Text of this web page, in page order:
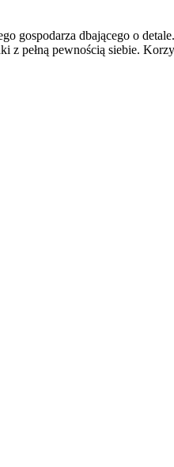
gospodarza dbającego o
z pełną pewnością siebie.